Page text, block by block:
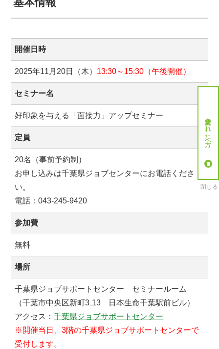
開催日時
2025年11月20日（木） 13:30～15:30（午後開催）
セミナー名
好印象を与える「面接力」アップセミナー
定員
20名（事前予約制）
お申し込みは千葉県ジョブセンターにお電話くださ
い。
電話：043-245-9420
参加費
無料
場所
千葉県ジョブサポートセンター セミナールーム
（千葉市中央区新町3₋13 日本生命千葉駅前ビル）
アクセス：千葉県ジョブサポートセンター
※開催当日、3階の千葉県ジョブサポートセンターで
受付します。
就労決定された方へ
閉じる